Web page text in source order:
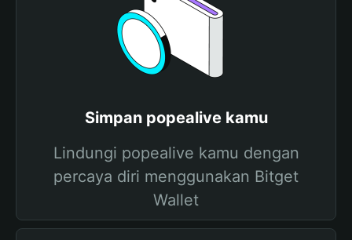
Simpan popealive kamu
Lindungi popealive kamu dengan
percaya diri menggunakan Bitget
Wallet